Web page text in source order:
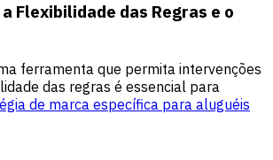
Flexibilidade das Regras e o
ferramenta que permita intervenções
das regras é essencial para
de marca específica para aluguéis